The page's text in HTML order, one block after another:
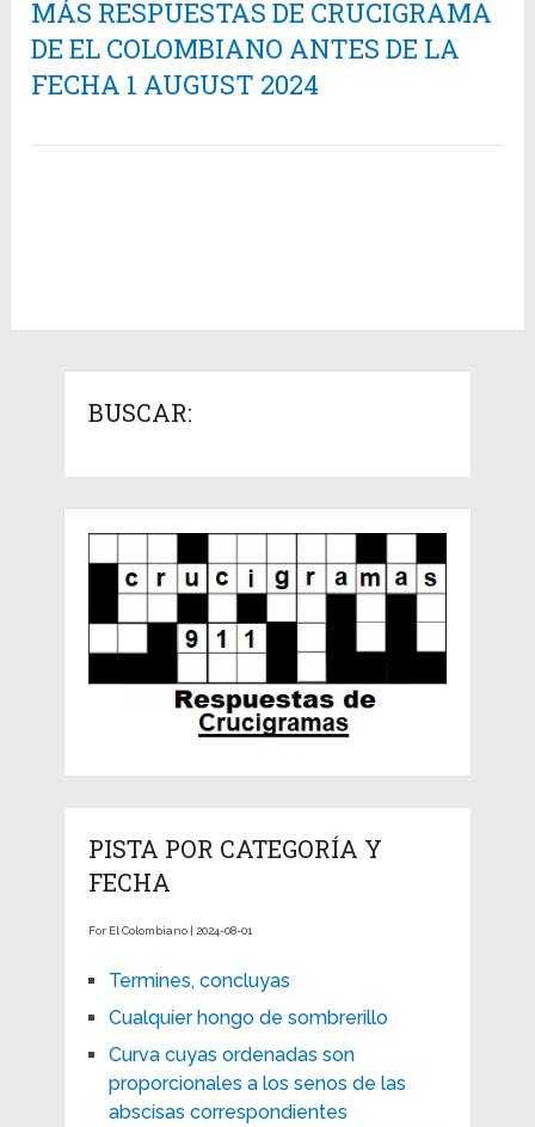
MÁS RESPUESTAS DE CRUCIGRAMA
DE EL COLOMBIANO ANTES DE LA
FECHA 1 AUGUST 2024
BUSCAR:
PISTA POR CATEGORÍA Y
FECHA
For El Colombiano | 2024-08-01
Termines, concluyas
Cualquier hongo de sombrerillo
Curva cuyas ordenadas son
proporcionales a los senos de las
abscisas correspondientes